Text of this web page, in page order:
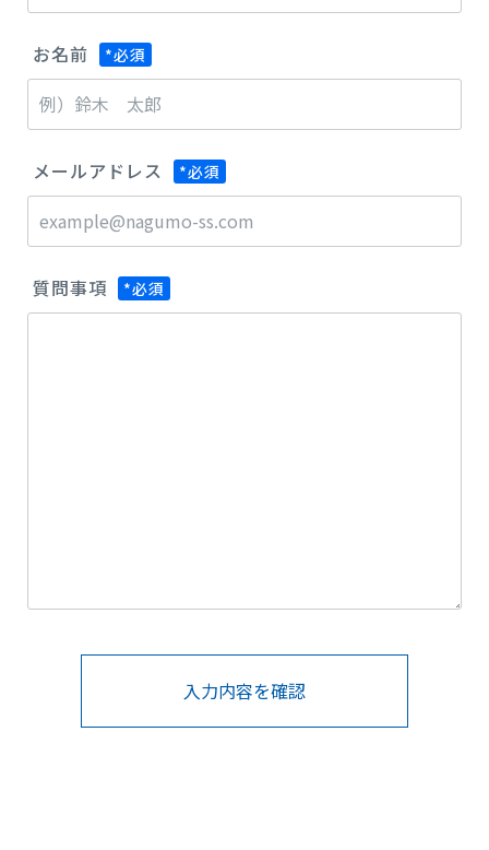
お名前 *必須
メールアドレス *必須
質問事項 *必須